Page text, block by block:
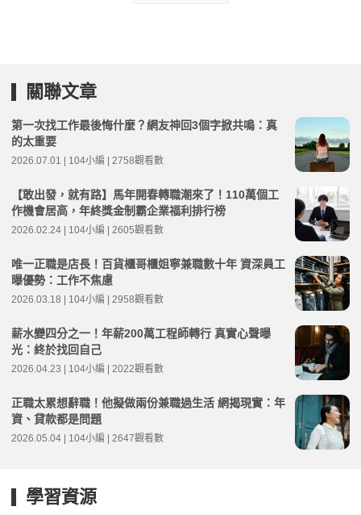
關聯文章
第一次找工作最後悔什麼？網友神回3個字掀共鳴：真
的太重要
2026.07.01 | 104小編 | 2758觀看數
【敢出發，就有路】馬年開春轉職潮來了！110萬個工
作機會居高，年終獎金制霸企業福利排行榜
2026.02.24 | 104小編 | 2605觀看數
唯一正職是店長！百貨櫃哥櫃姐寧兼職數十年 資深員工
曝優勢：工作不焦慮
2026.03.18 | 104小編 | 2958觀看數
薪水變四分之一！年薪200萬工程師轉行 真實心聲曝
光：終於找回自己
2026.04.23 | 104小編 | 2022觀看數
正職太累想辭職！他擬做兩份兼職過生活 網揭現實：年
資、貸款都是問題
2026.05.04 | 104小編 | 2647觀看數
學習資源